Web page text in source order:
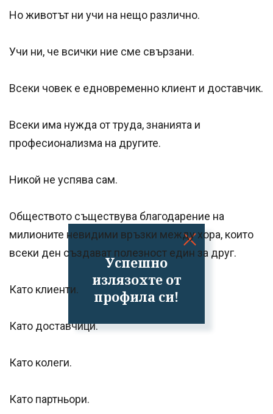
Успешно
излязохте от
профила си!
Но животът ни учи на нещо различно.
Учи ни, че всички ние сме свързани.
Всеки човек е едновременно клиент и доставчик.
Всеки има нужда от труда, знанията и
професионализма на другите.
Никой не успява сам.
Обществото съществува благодарение на
милионите невидими връзки между хора, които
всеки ден създават полезност един за друг.
Като клиенти.
Като доставчици.
Като колеги.
Като партньори.